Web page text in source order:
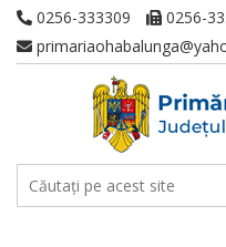
0256-333309
0256-